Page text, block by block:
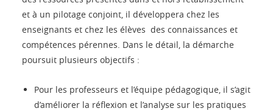
et à un pilotage conjoint, il développera chez les
enseignants et chez les élèves des connaissances et
compétences pérennes. Dans le détail, la démarche
poursuit plusieurs objectifs :
Pour les professeurs et l’équipe pédagogique, il s’agit
d’améliorer la réflexion et l’analyse sur les pratiques